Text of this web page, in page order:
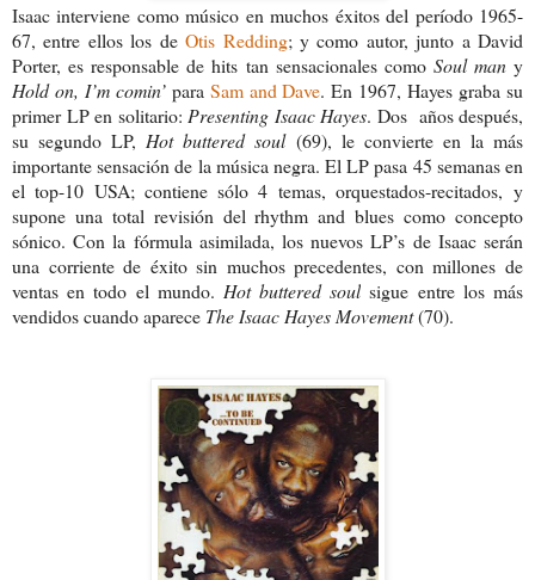
Isaac interviene como músico en muchos éxitos del período 1965-
67, entre ellos los deOtis Redding; y como autor, junto a David
Porter, es responsable de hits tan sensacionales como Soul many
Hold on, I’m comin’para Sam and Dave. En 1967, Hayes graba su
primer LP en solitario: Presenting Isaac Hayes. Dos años después,
su segundo LP, Hot buttered soul (69), le convierte en la más
importante sensación de la música negra. El LP pasa 45 semanas en
el top-10 USA; contiene sólo 4 temas, orquestados-recitados, y
supone una total revisión del rhythm and blues como concepto
sónico. Con la fórmula asimilada, los nuevos LP’s de Isaac serán
una corriente de éxito sin muchos precedentes, con millones de
ventas en todo el mundo. Hot buttered soul sigue entre los más
vendidos cuando aparece The Isaac Hayes Movement(70).